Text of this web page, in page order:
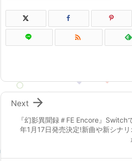

『幻影異聞録＃FE Encore』Switch
年1月17日発売決定!新曲や新シナ

Next